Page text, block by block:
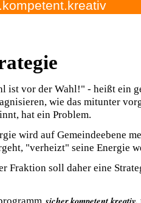
ist vor der Wahl!" - heißt ein
wie das mitunter
hat ein Problem.
wird auf Gemeindeebene
"verheizt" seine Energie
Fraktion soll daher eine